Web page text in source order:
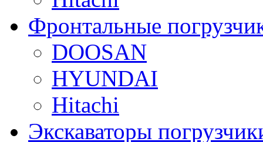
Фронтальные
DOOSAN
HYUNDAI
Hitachi
Экскаваторы